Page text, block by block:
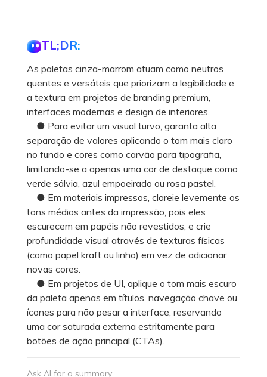
TL;DR:
As paletas cinza-marrom atuam como neutros
quentes e versáteis que priorizam a legibilidade e
a textura em projetos de branding premium,
interfaces modernas e design de interiores.
● Para evitar um visual turvo, garanta alta
separação de valores aplicando o tom mais claro
no fundo e cores como carvão para tipografia,
limitando-se a apenas uma cor de destaque como
verde sálvia, azul empoeirado ou rosa pastel.
● Em materiais impressos, clareie levemente os
tons médios antes da impressão, pois eles
escurecem em papéis não revestidos, e crie
profundidade visual através de texturas físicas
(como papel kraft ou linho) em vez de adicionar
novas cores.
● Em projetos de UI, aplique o tom mais escuro
da paleta apenas em títulos, navegação chave ou
ícones para não pesar a interface, reservando
uma cor saturada externa estritamente para
botões de ação principal (CTAs).
Ask AI for a summary